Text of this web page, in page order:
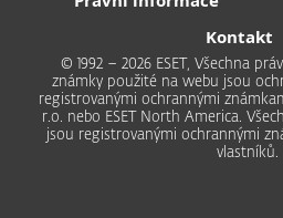
Kontakt
© 1992 – 2026 ESET, Všechna
známky použité na webu jsou
registrovanými ochrannými
r.o. nebo ESET North America.
jsou registrovanými ochrannými
vlastníků.